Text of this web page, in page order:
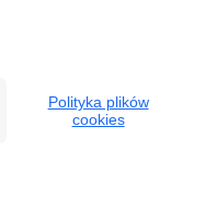
BX, którym
Polityka plików
cookies